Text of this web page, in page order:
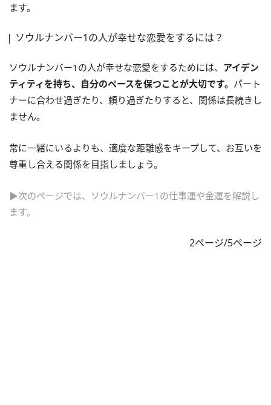
ます。
ソウルナンバー1の人が幸せな恋愛をするには？
ソウルナンバー1の人が幸せな恋愛をするためには、 アイデン
ティティを持ち、自分のペースを保つことが大切です。 パート
ナーに合わせ過ぎたり、頼り過ぎたりすると、関係は長続きし
ません。
常に一緒にいるよりも、適度な距離感をキープして、お互いを
尊重し合える関係を目指しましょう。
▶次のページでは、ソウルナンバー1の仕事運や金運を解説し
ます。
2ページ/5ページ